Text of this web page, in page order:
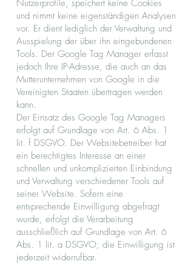
Nutzerprofile, speichert keine Cookies
und nimmt keine eigenständigen Analysen
vor. Er dient lediglich der Verwaltung und
Ausspielung der über ihn eingebundenen
Tools. Der Google Tag Manager erfasst
jedoch Ihre IP-Adresse, die auch an das
Mutterunternehmen von Google in die
Vereinigten Staaten übertragen werden
kann.
Der Einsatz des Google Tag Managers
erfolgt auf Grundlage von Art. 6 Abs. 1
lit. f DSGVO. Der Websitebetreiber hat
ein berechtigtes Interesse an einer
schnellen und unkomplizierten Einbindung
und Verwaltung verschiedener Tools auf
seiner Website. Sofern eine
entsprechende Einwilligung abgefragt
wurde, erfolgt die Verarbeitung
ausschließlich auf Grundlage von Art. 6
Abs. 1 lit. a DSGVO; die Einwilligung ist
jederzeit widerrufbar.